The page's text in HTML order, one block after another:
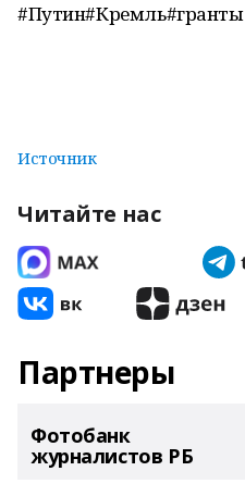
#Путин#Кремль#гранты
Источник
Читайте нас
Партнеры
Фотобанк
журналистов РБ